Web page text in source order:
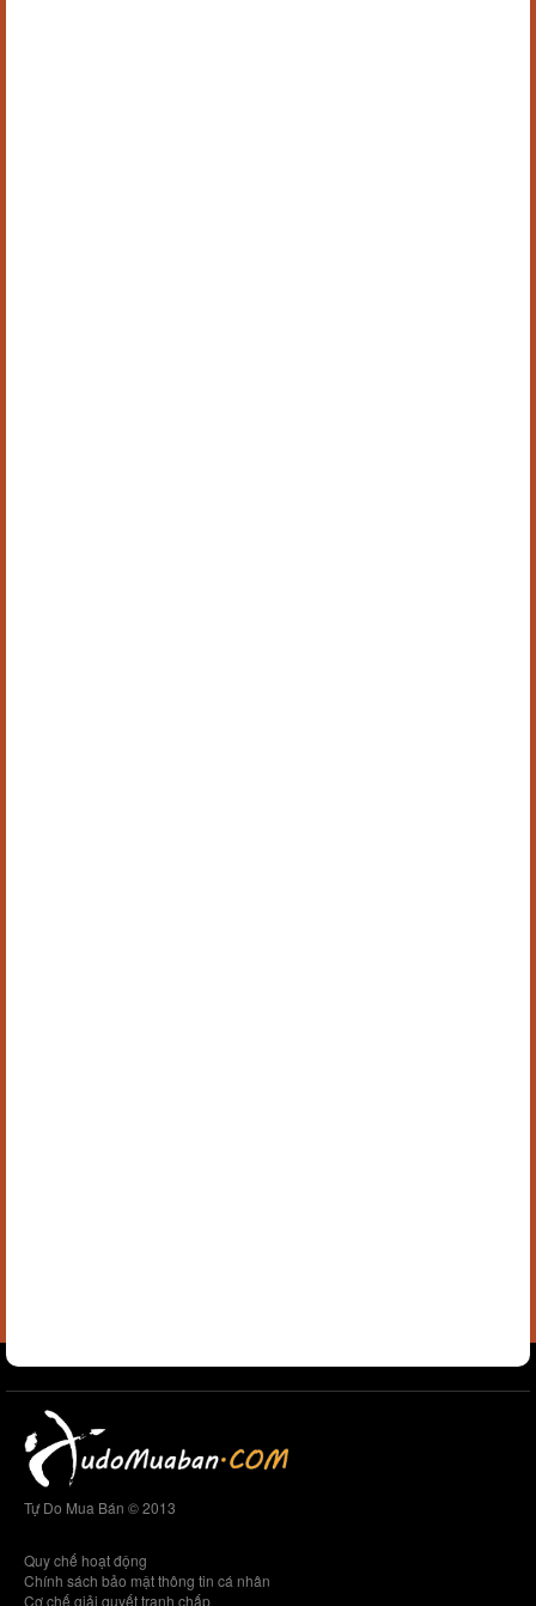
Tự Do Mua Bán © 2013
Quy chế hoạt động
Chính sách bảo mật thông tin cá nhân
Cơ chế giải quyết tranh chấp